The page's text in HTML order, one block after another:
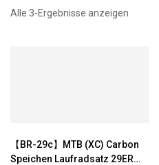
Alle 3-Ergebnisse anzeigen
【BR-29c】MTB (XC) Carbon
Speichen Laufradsatz 29ER